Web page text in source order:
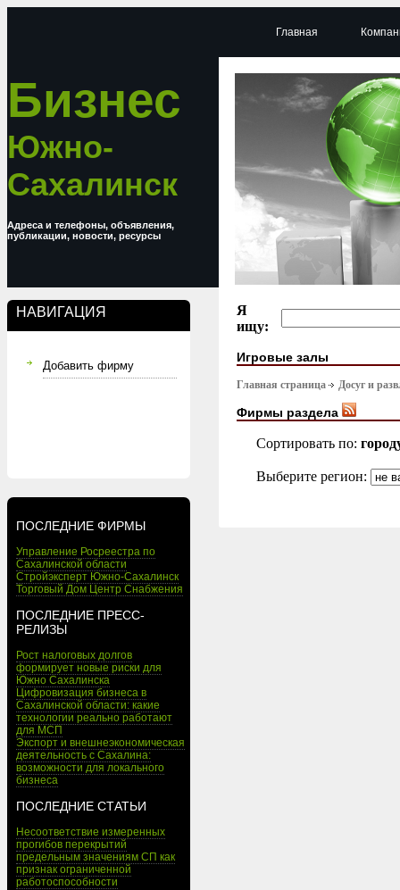
Бизнес
Южно-
Сахалинск
Адреса и телефоны, объявления,
публикации, новости, ресурсы
НАВИГАЦИЯ
Добавить фирму
ПОСЛЕДНИЕ ФИРМЫ
Управление Росреестра по
Сахалинской области
Стройэксперт Южно-Сахалинск
Торговый Дом Центр Снабжения
ПОСЛЕДНИЕ ПРЕСС-
РЕЛИЗЫ
Рост налоговых долгов
формирует новые риски для
Южно Сахалинска
Цифровизация бизнеса в
Сахалинской области: какие
технологии реально работают
для МСП
Экспорт и внешнеэкономическая
деятельность с Сахалина:
возможности для локального
бизнеса
ПОСЛЕДНИЕ СТАТЬИ
Несоответствие измеренных
прогибов перекрытий
предельным значениям СП как
признак ограниченной
работоспособности
Главная
Я
ищу:
Игровые залы
Главная страница Досуг и
Фирмы раздела
Сортировать по:
Выберите регион: